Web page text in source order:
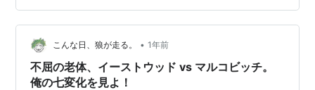
ビクルーではなく、ラデクを信奉するゲリラコマンドだ
った。が、シークレットサービスがマーシャル大統領を
脱出ポッドまで案内し大統領は脱出…
こんな日、狼が走る。 • 1年前
不屈の老体、イーストウッド vs マルコビッチ。
俺の七変化を見よ！